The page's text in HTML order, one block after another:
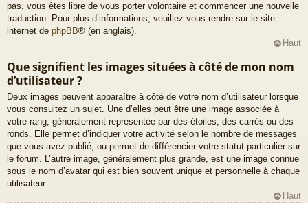
pas, vous êtes libre de vous porter volontaire et commencer une nouvelle
traduction. Pour plus d’informations, veuillez vous rendre sur le site
internet de phpBB® (en anglais).
Haut
Que signifient les images situées à côté de mon nom
d’utilisateur ?
Deux images peuvent apparaître à côté de votre nom d’utilisateur lorsque
vous consultez un sujet. Une d’elles peut être une image associée à
votre rang, généralement représentée par des étoiles, des carrés ou des
ronds. Elle permet d’indiquer votre activité selon le nombre de messages
que vous avez publié, ou permet de différencier votre statut particulier sur
le forum. L’autre image, généralement plus grande, est une image connue
sous le nom d’avatar qui est bien souvent unique et personnelle à chaque
utilisateur.
Haut